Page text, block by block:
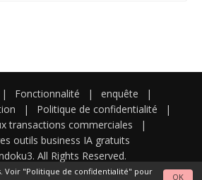
| Fonctionnalité | enquête
|
| Politique de confidentialité
|
transactions commerciales
|
outils business IA gratuits
All Rights Reserved.
Voir "Politique de confidentialité" pour
OK